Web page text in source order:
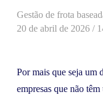
Gestão de frota
20 de abril de 2026 /
Por mais que seja um
empresas que não têm